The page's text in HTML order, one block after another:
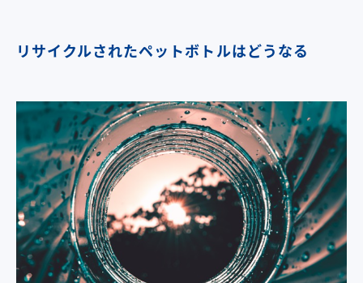
リサイクルされたペットボトルはどうなる